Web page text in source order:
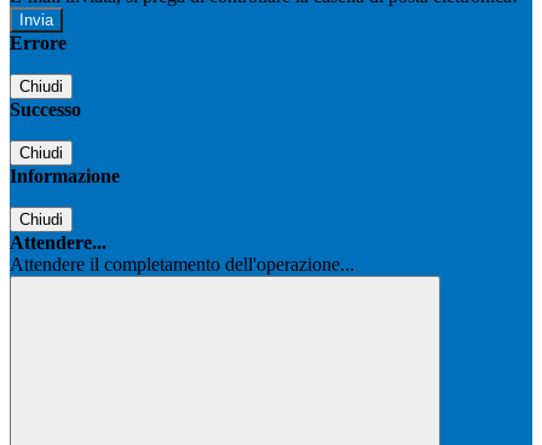
Errore
Chiudi
Successo
Chiudi
Informazione
Chiudi
Attendere...
Attendere il completamento dell'operazione...